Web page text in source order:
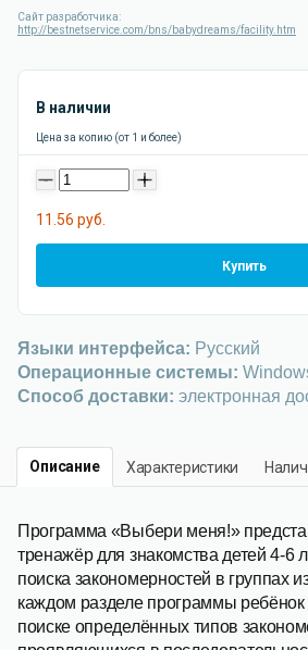
Сайт разработчика:
http://bestnetservice.com/bns/babydreams/facility.htm
В наличии
Цена за копию (от 1 и более)
- +
11.56 руб.
Купить
Языки интерфейса: Русский
Операционные системы:
Способ доставки: электронная
Описание Характеристики
Программа «Выбери меня!»
тренажёр для знакомства детей 4-6
поиска закономерностей в группах
каждом разделе программы ребёнок
поиске определённых типов